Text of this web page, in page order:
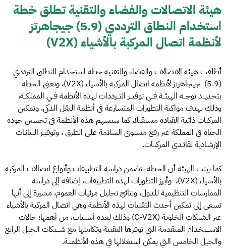
هيئة الاتصالات والفضاء والتقنية تطلق خطة
استخدام النطاق الترددي (5.9) جيجاهرتز
لأنظمة اتصال المركبة بالأشياء (V2X)
أطلقت هيئة الاتصالات والفضاء والتقنية خطة استخدام النطاق الترددي
(5.9) جيجاهرتز لأنظمة اتصال المركبة بالأشياء (V2X)، وتعنى الخطة
بتحديــد توجــه الهيئــة فــي توفيــر التــرددات لهذه الأنظمة فــي المملكــة،
وذلك بهدف مواكبة التطورات المتسارعة في أنظمة النقل الذكي، وتمكين
المركبات ذاتية القيادة مستقبلا، كما ستسهم هذه الأنظمة في تحسين جودة
الحياة في المملكة عبر رفع مستوى السلامة على الطرق ، وتوفيـر البيانـات
الإرشـادية لقائـدي المركبـات.
كما بينت الهيئة أن الخطة تتضمن دراسة التطبيقات وأنواع اتصالات المركبة
بالأشياء (V2X)، وأبرز التطورات لهذه التطبيقات، إضافة إلى دراسة
الممارسات التنظيمية للدول، ونتائج تحليل مرئيات العموم، مشيرة إلى أنها
تسعى إلى تمكين أحدث التقنيات لهذه الأنظمة وهي اتصال المركبة بالأشياء
عبر الشبكات الخلوية (C-V2X) وذلك لعدة أســـباب، من أهمها؛ حالات
الاســـتخدام المتقدمة التي توفرها التقنية وتكاملها مع شـــبكات الجيل الرابع
والجيل الخامس التي يمكن استغلالها في هذه الأنظمـــة.